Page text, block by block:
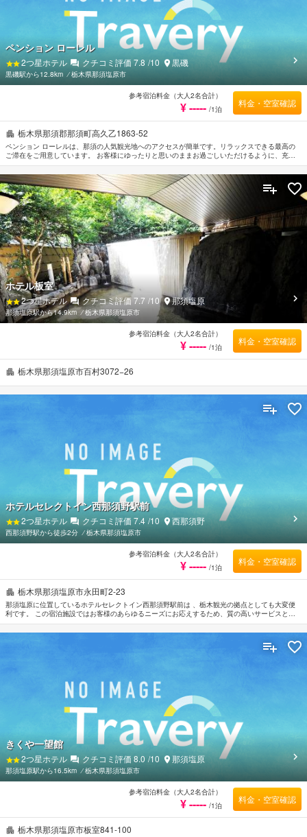
栃木県那須郡那須町高久乙1863-52
ペンション ローレルは、那須の人気観光地へのアクセスが簡単です。リラックスできる最高の
ご滞在をご用意しています。 お客様にゆったりと思いのままお過ごしいただけるように、充実
したサービスとアメニティをご用意しております。 ペンション ローレルのスタッフがおもてな
しの心を持って丁寧にご対応します。 お部屋はゆったりと安らげる空間を演出し、エアコンな
どの多彩なアメニティをご用意しております。 当施設ではさまざまなレクリエーションをご体
験いただけます。 ペンション ローレルは那須塩原の市内観光の拠点として最適です。
ペンション ローレル
2つ星ホテル クチコミ評価7.8 /10 黒磯
黒磯駅から12.8km ⁄栃木県那須塩原市
参考宿泊料金（大人2名合計）
¥ ----- /1泊
料金・空室確認
栃木県那須塩原市百村3072−26
ホテル板室
2つ星ホテル クチコミ評価7.7 /10 那須塩原
那須塩原駅から14.9km ⁄栃木県那須塩原市
参考宿泊料金（大人2名合計）
¥ ----- /1泊
料金・空室確認
栃木県那須塩原市永田町2-23
那須塩原に位置しているホテルセレクトイン西那須野駅前は 、栃木観光の拠点としても大変便
利です。 この宿泊施設ではお客様のあらゆるニーズにお応えするため、質の高いサービスとア
メニティが備えられています。 館内には全室Wi-Fi無料, 24時間対応フロントデスク, 荷物預かり
所, 駐車場, レストランなどの施設をご用意しています。 ルームタイプにより薄型TV, スリッパ,
タオル, 禁煙ルーム, エアコンなどの設備が整った客室をご用意しています。 一日の疲れを癒す
ためにゴルフコース（3km圏内） , マッサージなどの館内施設をご利用いただけます。 ホテルセ
ホテルセレクトイン西那須野駅前
2つ星ホテル クチコミ評価7.4 /10 西那須野
西那須野駅から徒歩2分 ⁄栃木県那須塩原市
参考宿泊料金（大人2名合計）
¥ ----- /1泊
料金・空室確認
栃木県那須塩原市板室841-100
きくや一望館
2つ星ホテル クチコミ評価8.0 /10 那須塩原
那須塩原駅から16.5km ⁄栃木県那須塩原市
参考宿泊料金（大人2名合計）
¥ ----- /1泊
料金・空室確認